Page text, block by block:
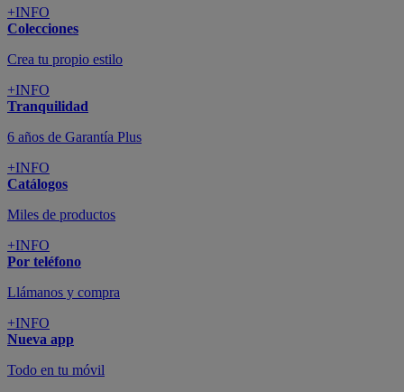
+INFO
Colecciones
Crea tu propio estilo
+INFO
Tranquilidad
6 años de Garantía Plus
+INFO
Catálogos
Miles de productos
+INFO
Por teléfono
Llámanos y compra
+INFO
Nueva app
Todo en tu móvil